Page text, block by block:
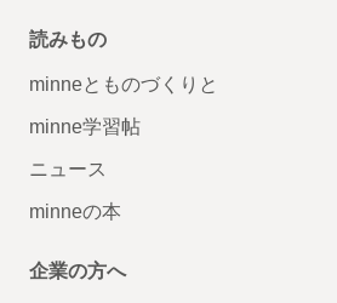
読みもの
minneとものづくりと
minne学習帖
ニュース
minneの本
企業の方へ